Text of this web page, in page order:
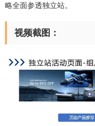
略全面参透独立站。
视频截图：